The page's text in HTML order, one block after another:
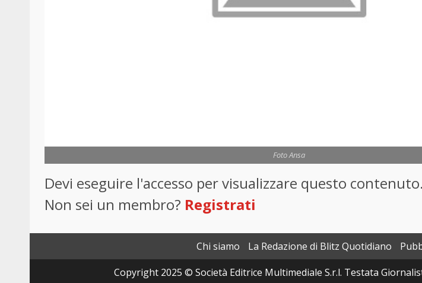
Foto Ansa
Devi eseguire l'accesso per visualizzare questo
Non sei un membro? Registrati
Chi siamo La Redazione di Blitz Quotidiano
Copyright 2025 © Società Editrice Multimediale S.r.l. Testata